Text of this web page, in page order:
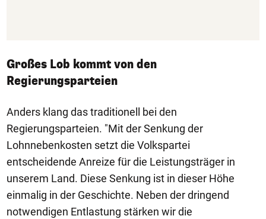
Großes Lob kommt von den
Regierungsparteien
Anders klang das traditionell bei den
Regierungsparteien. "Mit der Senkung der
Lohnnebenkosten setzt die Volkspartei
entscheidende Anreize für die Leistungsträger in
unserem Land. Diese Senkung ist in dieser Höhe
einmalig in der Geschichte. Neben der dringend
notwendigen Entlastung stärken wir die